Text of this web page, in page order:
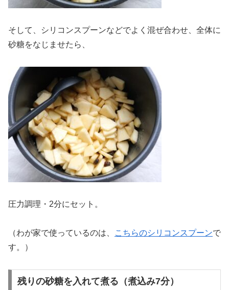
そして、シリコンスプーンなどでよく混ぜ合わせ、全体に
砂糖をなじませたら、
圧力調理・2分にセット。
（わが家で使っているのは、 こちらのシリコンスプーンで
す。）
残りの砂糖を入れて煮る（煮込み7分）